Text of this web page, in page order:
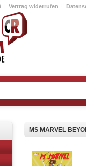
| Vertrag widerrufen |
MS MARVEL